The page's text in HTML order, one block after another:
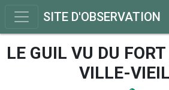
SITE D'OBSERVATION
LE GUIL VU DU
VILLE-